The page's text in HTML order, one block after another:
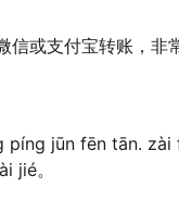
或支付宝转账，非
jūn fēn tān. zài
jié。